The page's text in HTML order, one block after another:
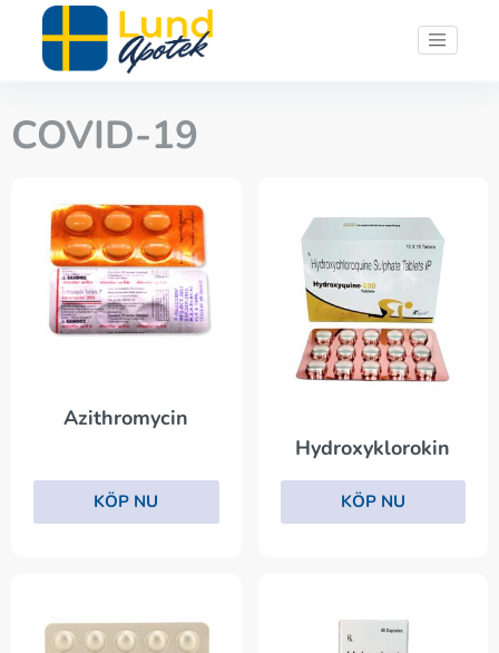
COVID-19
Azithromycin
KÖP NU
Hydroxyklorokin
KÖP NU